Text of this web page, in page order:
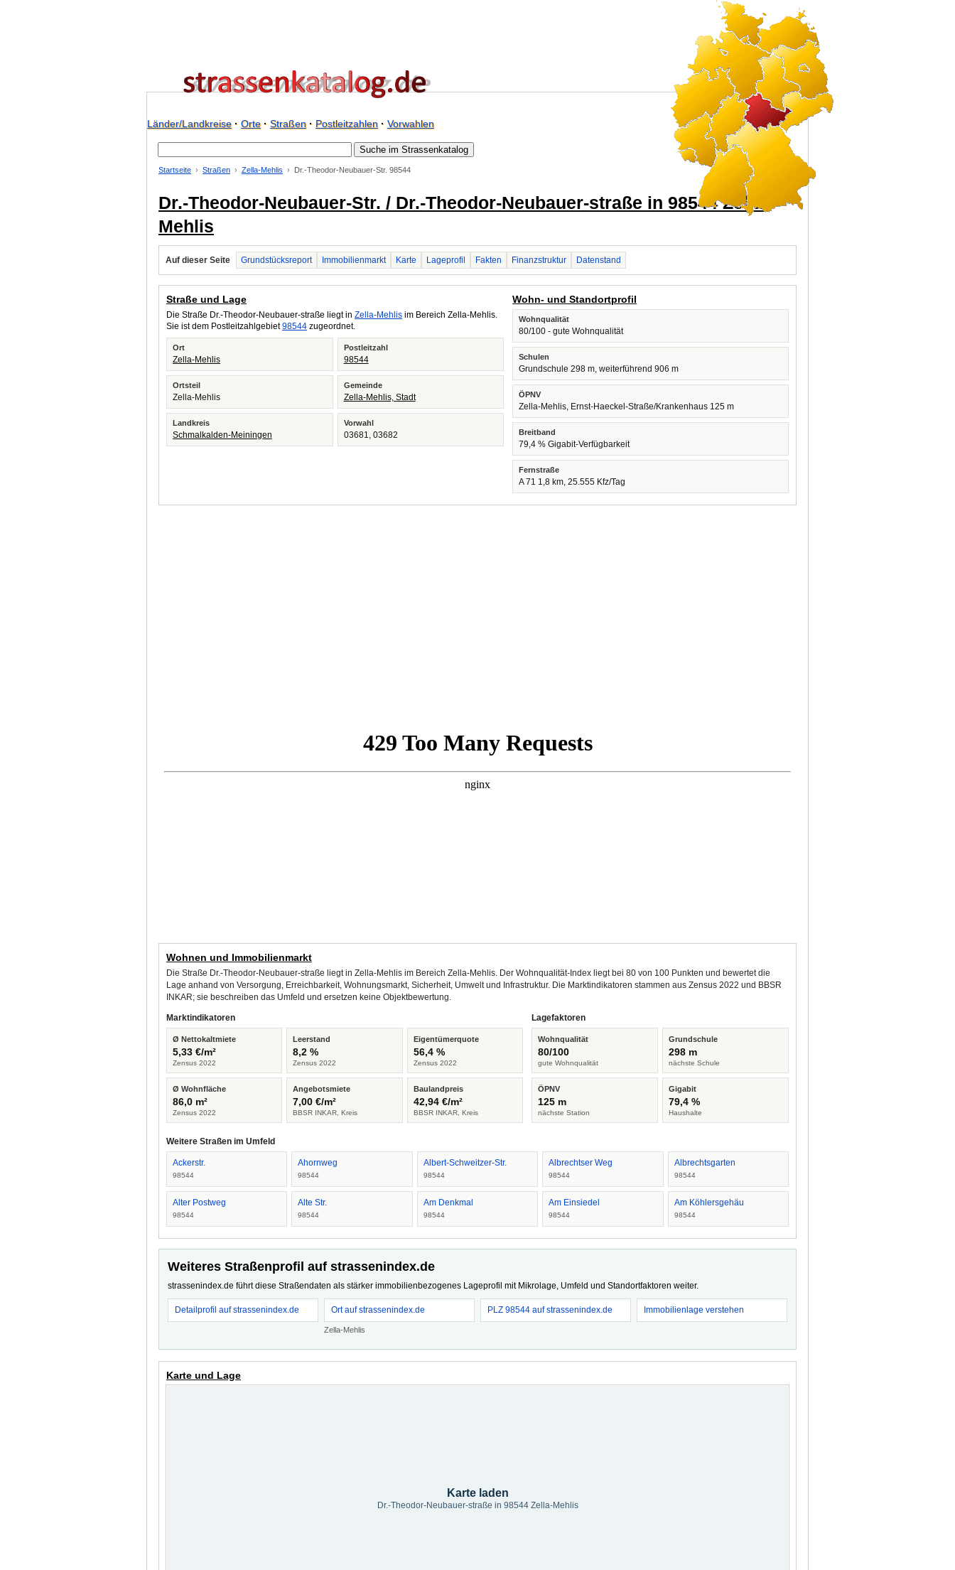
Länder/Landkreise· Orte· Straßen· Postleitzahlen· Vorwahlen
Startseite Straßen Zella-Mehlis Dr.-Theodor-Neubauer-Str. 98544
Dr.-Theodor-Neubauer-Str. / Dr.-Theodor-Neubauer-straße in 98544 Zella-
Mehlis
Auf dieser Seite Grundstücksreport Immobilienmarkt Karte Lageprofil Fakten Finanzstruktur Datenstand
Straße und Lage
Die Straße Dr.-Theodor-Neubauer-straße liegt in Zella-Mehlis im Bereich Zella-Mehlis.
Sie ist dem Postleitzahlgebiet98544 zugeordnet.
Ort
Zella-Mehlis
Postleitzahl
98544
Ortsteil
Zella-Mehlis
Gemeinde
Zella-Mehlis, Stadt
Landkreis
Schmalkalden-Meiningen
Vorwahl
03681, 03682
Wohn- und Standortprofil
Wohnqualität
80/100 - gute Wohnqualität
Schulen
Grundschule 298 m, weiterführend 906 m
ÖPNV
Zella-Mehlis, Ernst-Haeckel-Straße/Krankenhaus 125 m
Breitband
79,4 % Gigabit-Verfügbarkeit
Fernstraße
A 71 1,8 km, 25.555 Kfz/Tag
Wohnen und Immobilienmarkt
Die Straße Dr.-Theodor-Neubauer-straße liegt in Zella-Mehlis im Bereich Zella-Mehlis. Der Wohnqualität-Index liegt bei 80 von 100 Punkten und bewertet die
Lage anhand von Versorgung, Erreichbarkeit, Wohnungsmarkt, Sicherheit, Umwelt und Infrastruktur. Die Marktindikatoren stammen aus Zensus 2022 und BBSR
INKAR; sie beschreiben das Umfeld und ersetzen keine Objektbewertung.
Marktindikatoren
Ø Nettokaltmiete
5,33 €/m²
Zensus 2022
Leerstand
8,2 %
Zensus 2022
Eigentümerquote
56,4 %
Zensus 2022
Ø Wohnfläche
86,0 m²
Zensus 2022
Angebotsmiete
7,00 €/m²
BBSR INKAR, Kreis
Baulandpreis
42,94 €/m²
BBSR INKAR, Kreis
Lagefaktoren
Wohnqualität
80/100
gute Wohnqualität
Grundschule
298 m
nächste Schule
ÖPNV
125 m
nächste Station
Gigabit
79,4 %
Haushalte
Weitere Straßen im Umfeld
Ackerstr.
98544
Ahornweg
98544
Albert-Schweitzer-Str.
98544
Albrechtser Weg
98544
Albrechtsgarten
98544
Alter Postweg
98544
Alte Str.
98544
Am Denkmal
98544
Am Einsiedel
98544
Am Köhlersgehäu
98544
Weiteres Straßenprofil auf strassenindex.de
strassenindex.de führt diese Straßendaten als stärker immobilienbezogenes Lageprofil mit Mikrolage, Umfeld und Standortfaktoren weiter.
Detailprofil auf strassenindex.de Ort auf strassenindex.de
Zella-Mehlis
PLZ 98544 auf strassenindex.de Immobilienlage verstehen
Karte und Lage
Karte laden
Dr.-Theodor-Neubauer-straße in 98544 Zella-Mehlis